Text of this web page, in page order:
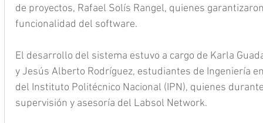
de proyectos, Rafael Solís Rangel, quienes
funcionalidad del software.
El desarrollo del sistema estuvo a cargo de Karla
y Jesús Alberto Rodríguez, estudiantes de Ingeniería
del Instituto Politécnico Nacional (IPN), quienes
supervisión y asesoría del Labsol Network.